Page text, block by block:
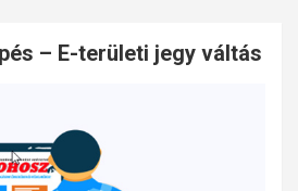
– E-területi jegy váltás